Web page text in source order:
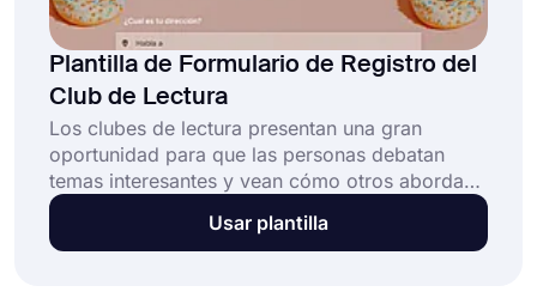
Plantilla de Formulario de Registro del
Club de Lectura
Los clubes de lectura presentan una gran
oportunidad para que las personas debatan
temas interesantes y vean cómo otros abordan
los mismos temas. Si planea iniciar un club de
lectura, el uso de un formulario en línea
Usar plantilla